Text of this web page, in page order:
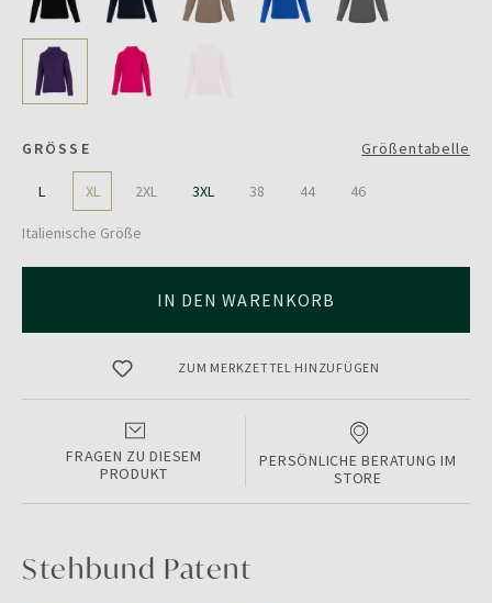
GRÖSSE Größentabelle
L XL 2XL 3XL 38 44 46
Italienische Größe
IN DEN WARENKORB
ZUM MERKZETTEL HINZUFÜGEN
FRAGEN ZU DIESEM
PRODUKT
PERSÖNLICHE BERATUNG IM
STORE
Stehbund Patent